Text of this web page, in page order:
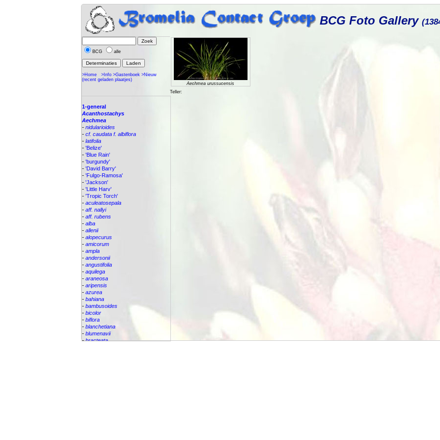
BCG Foto Gallery
BCG alle
>Home >Info >Gastenboek >Nieuw
(recent geladen plaatjes)
1-general
Acanthostachys
Aechmea
- nidularioides
- cf. caudata f. albiflora
- latifolia
- 'Belize'
- 'Blue Rain'
- 'burgundy'
- 'David Barry'
- 'Fulgo-Ramosa'
- 'Jackson'
- 'Little Harv'
- 'Tropic Torch'
- aculeatosepala
- aff. nallyi
- aff. rubens
- alba
- allenii
- alopecurus
- amicorum
- ampla
- andersonii
- angustifolia
- aquilega
- araneosa
- aripensis
- azurea
- bahiana
- bambusoides
- bicolor
- biflora
- blanchetiana
- blumenavii
-bracteata
Aechmea urussucensis
Teller: